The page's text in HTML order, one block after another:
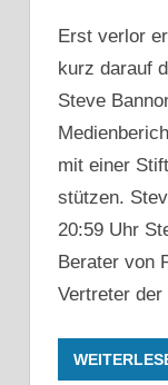
Erst verlor
kurz darauf
Steve
mit einer
stützen.
20:59 Uhr
Berater von
Vertreter der